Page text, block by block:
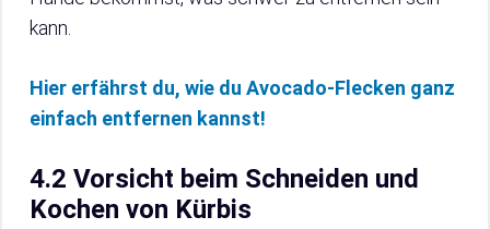
kann.
Hier erfährst du, wie du Avocado-Flecken ganz
einfach entfernen kannst!
4.2 Vorsicht beim Schneiden und
Kochen von Kürbis